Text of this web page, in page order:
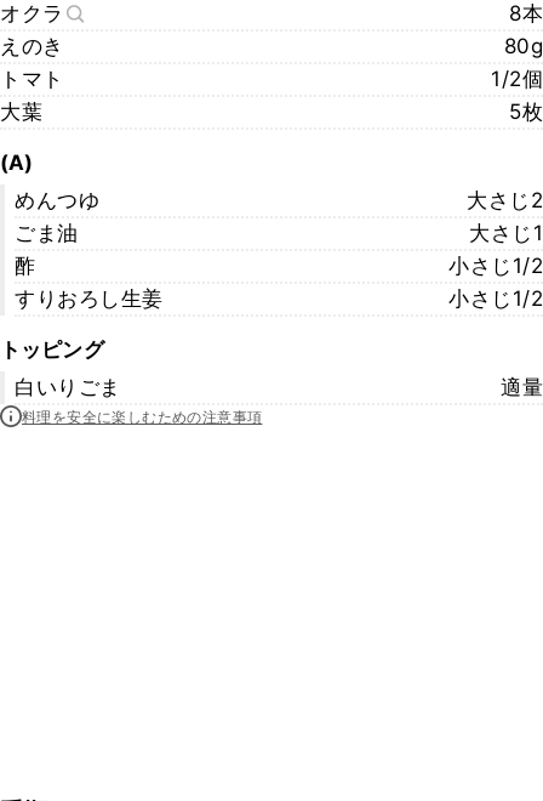
オクラ
8本
えのき
80g
トマト
1/2個
大葉
5枚
(A)
めんつゆ
大さじ2
ごま油
大さじ1
酢
小さじ1/2
すりおろし生姜
小さじ1/2
トッピング
白いりごま
適量
料理を安全に楽しむための注意事項